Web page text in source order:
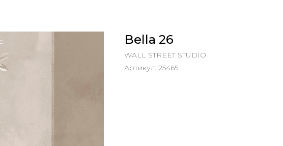
Bella 26
WALL STREET STUDIO
Артикул: 25465